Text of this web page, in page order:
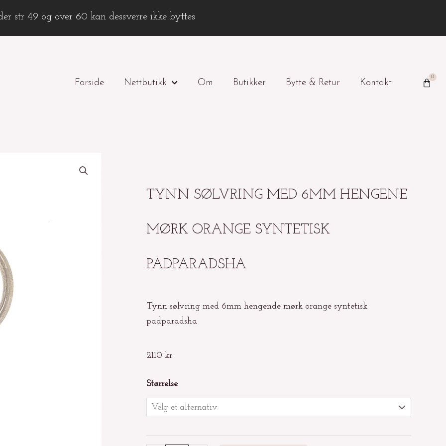
str 49 og over 60 kan dessverre ikke byttes
Forside Nettbutikk Om Butikker Bytte & Retur Kontakt
0
TYNN SØLVRING MED 6MM HENGENE
MØRK ORANGE SYNTETISK
PADPARADSHA
Tynn sølvring med 6mm hengende mørk orange syntetisk
padparadsha
2110 kr
Størrelse
Tynn
sølvring
med